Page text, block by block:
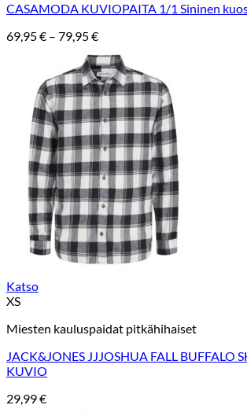
CASAMODA KUVIOPAITA 1/1 Sininen
69,95€ – 79,95€Hintaluokka:
-
79,95 €
Katso
XS
Miesten kauluspaidat pitkähihaiset
JACK&JONES JJJOSHUA FALL BUFFALO
KUVIO
29,99€